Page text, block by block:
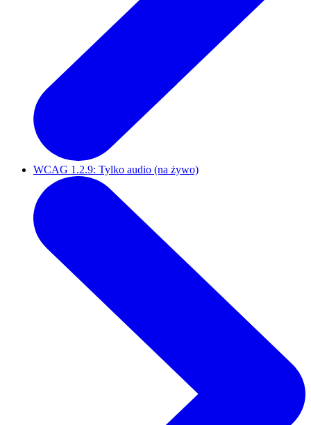
WCAG 1.2.9: Tylko audio (na żywo)